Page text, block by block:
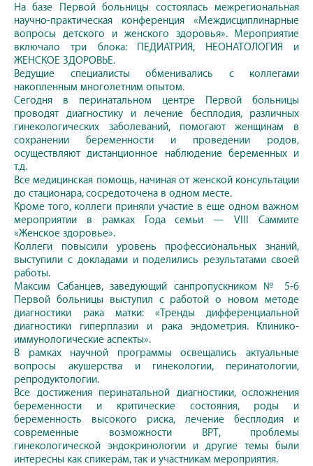
На базе Первой больницы состоялась межрегиональная
научно-практическая конференция «Междисциплинарные
вопросы детского и женского здоровья». Мероприятие
включало три блока: ПЕДИАТРИЯ, НЕОНАТОЛОГИЯ и
ЖЕНСКОЕ ЗДОРОВЬЕ.
Ведущие специалисты обменивались с коллегами
накопленным многолетним опытом.
Сегодня в перинатальном центре Первой больницы
проводят диагностику и лечение бесплодия, различных
гинекологических заболеваний, помогают женщинам в
сохранении беременности и проведении родов,
осуществляют дистанционное наблюдение беременных и
т.д.
Все медицинская помощь, начиная от женской консультации
до стационара, сосредоточена в одном месте.
Кроме того, коллеги приняли участие в еще одном важном
мероприятии в рамках Года семьи — VIII Саммите
«Женское здоровье».
Коллеги повысили уровень профессиональных знаний,
выступили с докладами и поделились результатами своей
работы.
Максим Сабанцев, заведующий санпропускником № 5-6
Первой больницы выступил с работой о новом методе
диагностики рака матки: «Тренды дифференциальной
диагностики гиперплазии и рака эндометрия. Клинико-
иммунологические аспекты».
В рамках научной программы освещались актуальные
вопросы акушерства и гинекологии, перинатологии,
репродуктологии.
Все достижения перинатальной диагностики, осложнения
беременности и критические состояния, роды и
беременность высокого риска, лечение бесплодия и
современные возможности ВРТ, проблемы
гинекологической эндокринологии и другие темы были
интересны как спикерам, так и участникам мероприятия.